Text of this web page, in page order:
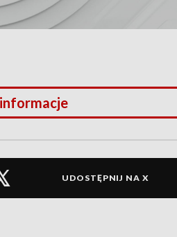
UDOSTĘPNIJ NA X